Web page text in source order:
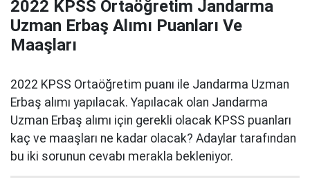
2022 KPSS Ortaöğretim Jandarma
Uzman Erbaş Alımı Puanları Ve
Maaşları
2022 KPSS Ortaöğretim puanı ile Jandarma Uzman
Erbaş alımı yapılacak. Yapılacak olan Jandarma
Uzman Erbaş alımı için gerekli olacak KPSS puanları
kaç ve maaşları ne kadar olacak? Adaylar tarafından
bu iki sorunun cevabı merakla bekleniyor.